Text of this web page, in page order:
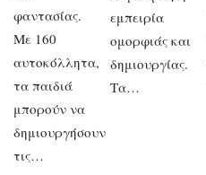
φαντασίας.
Με 160
αυτοκόλλητα,
τα παιδιά
μπορούν να
δημιουργήσουν
τις…
εμπειρία
ομορφιάς και
δημιουργίας.
Τα…